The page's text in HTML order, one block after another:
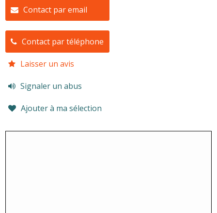
Contact par email
Contact par téléphone
Laisser un avis
Signaler un abus
Ajouter à ma sélection